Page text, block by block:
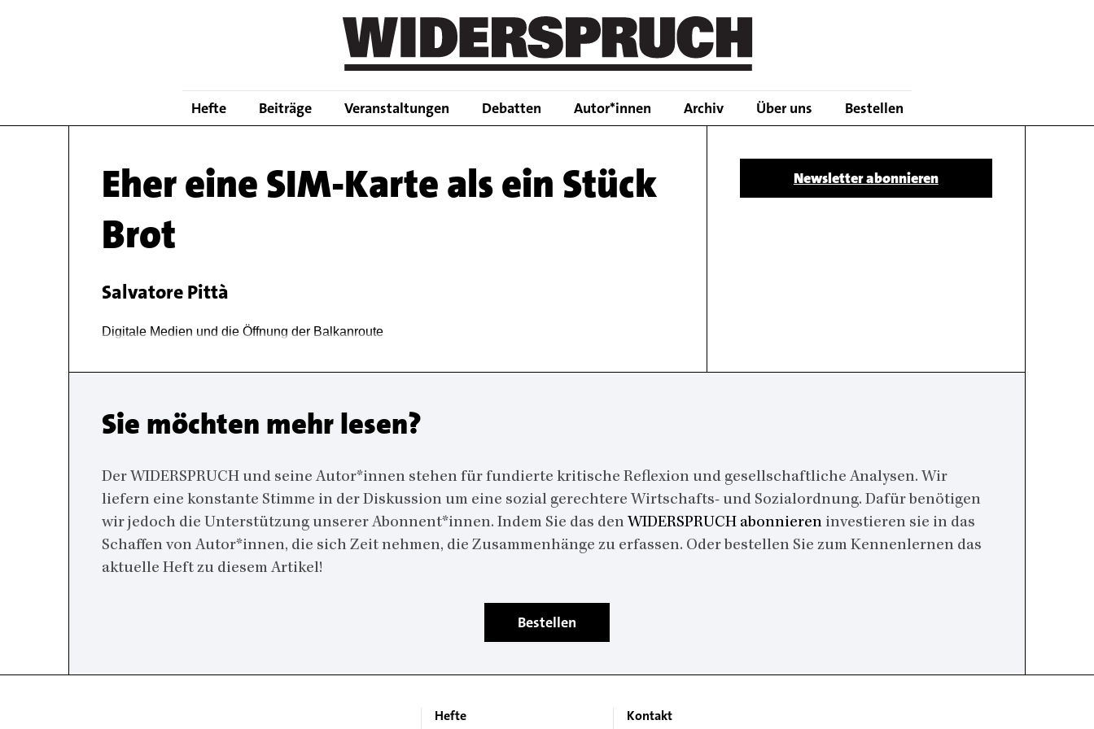
Main
Hefte Beiträge Veranstaltungen Debatten Autor*innen Archiv Über uns Bestellen
Eher eine SIM-Karte als ein Stück
Brot
Salvatore Pittà
Body
Digitale Medien und die Öffnung der Balkanroute
Newsletter abonnieren
Sie möchten mehr lesen?
Der WIDERSPRUCH und seine Autor*innen stehen für fundierte kritische Reflexion und gesellschaftliche Analysen. Wir
liefern eine konstante Stimme in der Diskussion um eine sozial gerechtere Wirtschafts- und Sozialordnung. Dafür benötigen
wir jedoch die Unterstützung unserer Abonnent*innen. Indem Sie das den WIDERSPRUCH abonnieren investieren sie in das
Schaffen von Autor*innen, die sich Zeit nehmen, die Zusammenhänge zu erfassen. Oder bestellen Sie zum Kennenlernen das
aktuelle Heft zu diesem Artikel!
Bestellen
Hefte Kontakt